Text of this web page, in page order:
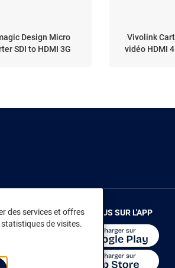
Design Micro
SDI to HDMI 3G
Vivolink
vidéo HDMI
des services et offres
de visites.
RENDEZ-VOUS SUR L'APP